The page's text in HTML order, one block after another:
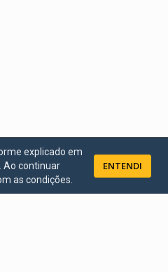
explicado em
. Ao continuar
as condições.
ENTENDI